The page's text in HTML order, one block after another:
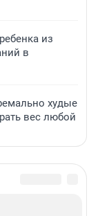
из
в
худые
вес любой